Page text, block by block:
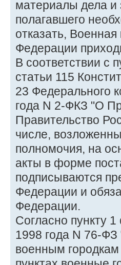
материалы дела и
полагавшего
отказать,
Федерации
В соответствии с
статьи 115
23 Федерального
года N 2-ФКЗ "О
Правительство
числе,
полномочия, на
акты в форме
подписываются
Федерации и
Федерации.
Согласно пункту
1998 года N 76-
военным